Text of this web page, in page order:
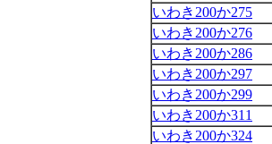
いわき200か275
いわき200か276
いわき200か286
いわき200か297
いわき200か299
いわき200か311
いわき200か324